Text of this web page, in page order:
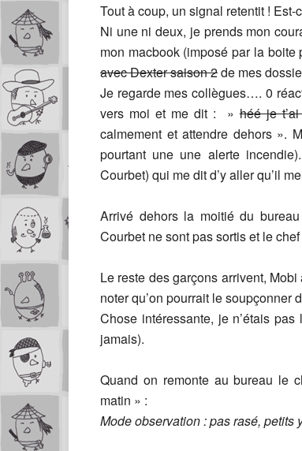
Tout à coup, un signal retentit !
Ni une ni deux, je prends mon
mon macbook (imposé par la
avec Dexter saison 2de mes
Je regarde mes collègues…. 0
vers moi et me dit : »héé je
calmement et attendre dehors ».
pourtant une une alerte
Courbet) qui me dit d’y aller qu’il
Arrivé dehors la moitié du
Courbet ne sont pas sortis et le
Le reste des garçons arrivent,
noter qu’on pourrait le soupçonner
Chose intéressante, je n’étais
jamais).
Quand on remonte au bureau le
matin » :
Mode observation : pas rasé,